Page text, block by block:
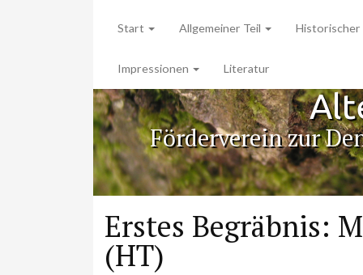
Start Allgemeiner Teil Historischer
Impressionen Literatur
Förderverein zur
Erstes Begräbnis:
(HT)